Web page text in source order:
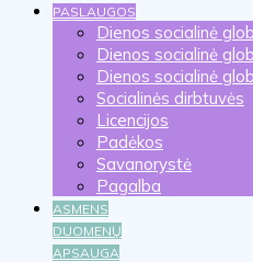
PASLAUGOS
Dienos socialinė
Dienos socialinė
Dienos socialinė
Socialinės dirbtuvės
Licencijos
Padėkos
Savanorystė
Pagalba
ASMENS
DUOMENŲ
APSAUGA